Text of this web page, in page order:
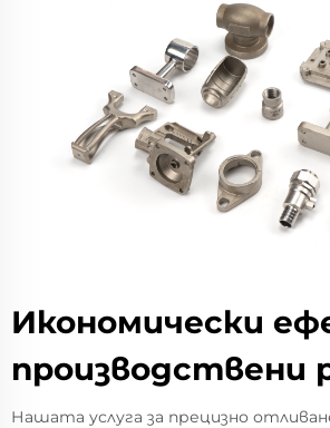
Икономически
производствени
Нашата услуга за прецизно